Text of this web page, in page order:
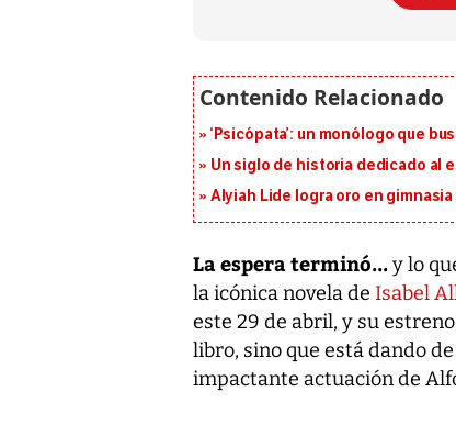
‘Psicópata’: un monólogo que
Un siglo de historia dedicado al
Alyiah Lide logra oro en
La espera terminó...y lo
la icónica novela de Isabel
este 29 de abril, y su
libro, sino que está dando
impactante actuación de